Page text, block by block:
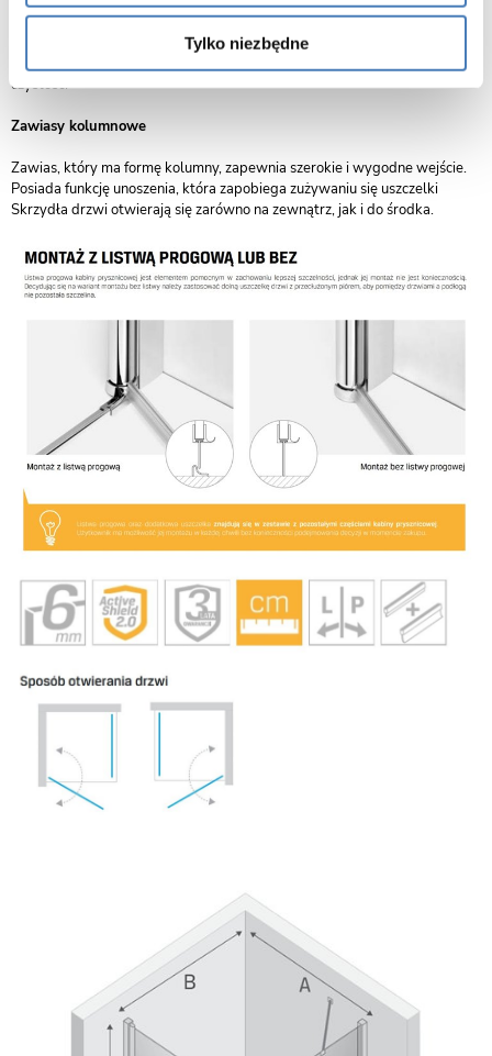
Tylko niezbędne
Zawias zlicowany z taflą szkła dopełnia eleganckie wzornictwo kolekcji.
Gładka, jednolita powierzchnia produktu ułatwia jego utrzymanie w
czystości
Zawiasy kolumnowe
Zawias, który ma formę kolumny, zapewnia szerokie i wygodne wejście.
Posiada funkcję unoszenia, która zapobiega zużywaniu się uszczelki
Skrzydła drzwi otwierają się zarówno na zewnątrz, jak i do środka.